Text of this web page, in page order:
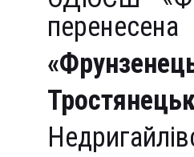
перенесена